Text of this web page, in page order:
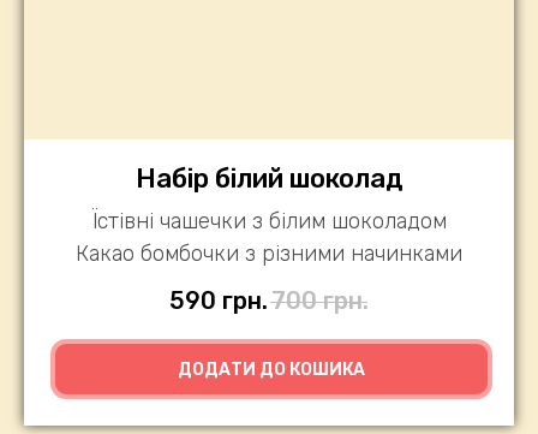
Набір білий шоколад
Їстівні чашечки з білим шоколадом
Какао бомбочки з різними начинками
590 грн.700 грн.
ДОДАТИ ДО КОШИКА